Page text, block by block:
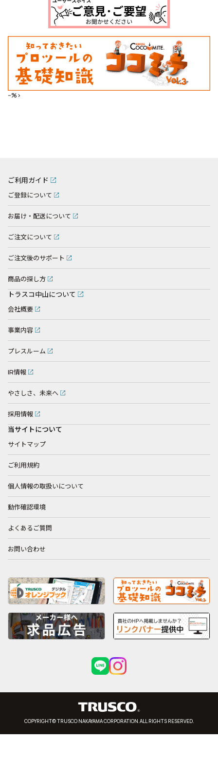
--%>
ご利用ガイド
ご登録について
お届け・配送について
ご注文について
ご注文後のサポート
商品の探し方
トラスコ中山について
会社概要
事業内容
プレスルーム
IR情報
やさしさ、未来へ
採用情報
当サイトについて
サイトマップ
ご利用規約
個人情報の取扱いについて
動作確認環境
よくあるご質問
お問い合わせ
COPYRIGHT© TRUSCO NAKAYAMA CORPORATION.ALL RIGHTS RESERVED.